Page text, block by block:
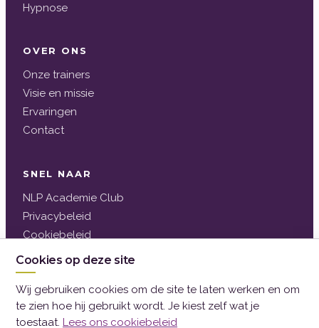
Hypnose
OVER ONS
Onze trainers
Visie en missie
Ervaringen
Contact
SNEL NAAR
NLP Academie Club
Privacybeleid
Cookiebeleid
Contact
Algemene voorwaarden
Klachtenregeling
Cookies op deze site
Wij gebruiken cookies om de site te laten werken en om
te zien hoe hij gebruikt wordt. Je kiest zelf wat je
toestaat. Lees ons cookiebeleid